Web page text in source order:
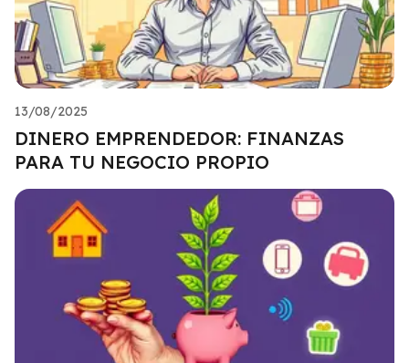
13/08/2025
DINERO EMPRENDEDOR: FINANZAS
PARA TU NEGOCIO PROPIO